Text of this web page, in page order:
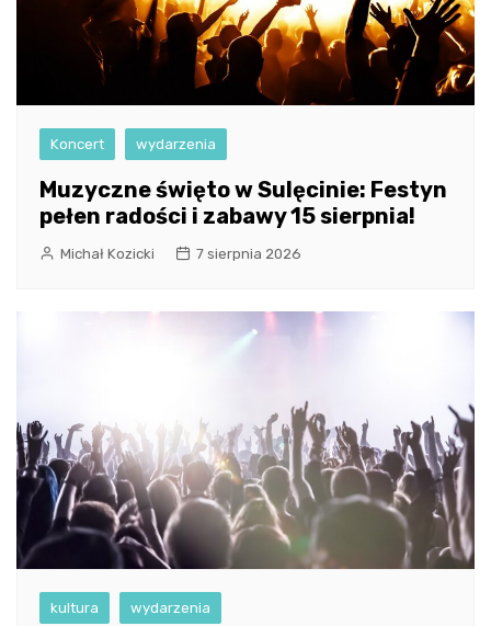
Koncert wydarzenia
Muzyczne święto w Sulęcinie: Festyn
pełen radości i zabawy 15 sierpnia!
Michał Kozicki 7 sierpnia 2026
kultura wydarzenia